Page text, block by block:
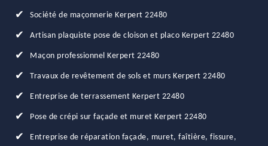
Société de maçonnerie Kerpert 22480
Artisan plaquiste pose de cloison et placo Kerpert 22480
Maçon professionnel Kerpert 22480
Travaux de revêtement de sols et murs Kerpert 22480
Entreprise de terrassement Kerpert 22480
Pose de crépi sur façade et muret Kerpert 22480
Entreprise de réparation façade, muret, faîtière, fissure,